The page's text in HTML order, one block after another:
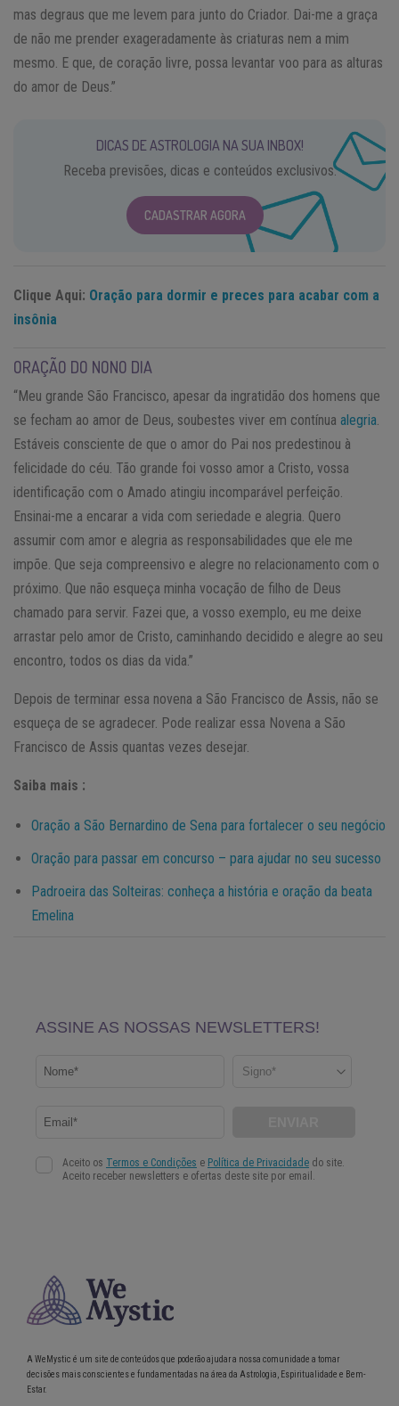
mas degraus que me levem para junto do Criador. Dai-me a graça
de não me prender exageradamente às criaturas nem a mim
mesmo. E que, de coração livre, possa levantar voo para as alturas
do amor de Deus.”
DICAS DE ASTROLOGIA NA SUA INBOX!
Receba previsões, dicas e conteúdos exclusivos.
CADASTRAR AGORA
Clique Aqui: Oração para dormir e preces para acabar com a
insônia
ORAÇÃO DO NONO DIA
“Meu grande São Francisco, apesar da ingratidão dos homens que
se fecham ao amor de Deus, soubestes viver em contínua alegria
Estáveis consciente de que o amor do Pai nos predestinou à
felicidade do céu. Tão grande foi vosso amor a Cristo, vossa
identificação com o Amado atingiu incomparável perfeição.
Ensinai-me a encarar a vida com seriedade e alegria. Quero
assumir com amor e alegria as responsabilidades que ele me
impõe. Que seja compreensivo e alegre no relacionamento com o
próximo. Que não esqueça minha vocação de filho de Deus
chamado para servir. Fazei que, a vosso exemplo, eu me deixe
arrastar pelo amor de Cristo, caminhando decidido e alegre ao seu
encontro, todos os dias da vida.”
Depois de terminar essa novena a São Francisco de Assis, não se
esqueça de se agradecer. Pode realizar essa Novena a São
Francisco de Assis quantas vezes desejar.
Saiba mais :
Oração a São Bernardino de Sena para fortalecer o seu negócio
Oração para passar em concurso – para ajudar no seu sucesso
Padroeira das Solteiras: conheça a história e oração da beata
Emelina
A WeMystic é um site de conteúdos que poderão ajudar a nossa comunidade a tomar
decisões mais conscientes e fundamentadas na área da Astrologia, Espiritualidade e Bem-
Estar.